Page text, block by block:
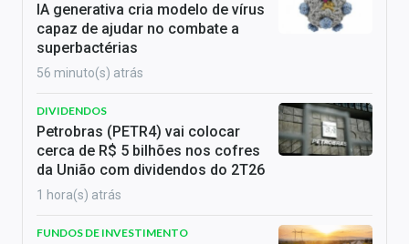
IA generativa cria modelo de vírus
capaz de ajudar no combate a
superbactérias
56 minuto(s) atrás
DIVIDENDOS
Petrobras (PETR4) vai colocar
cerca de R$ 5 bilhões nos cofres
da União com dividendos do 2T26
1 hora(s) atrás
FUNDOS DE INVESTIMENTO